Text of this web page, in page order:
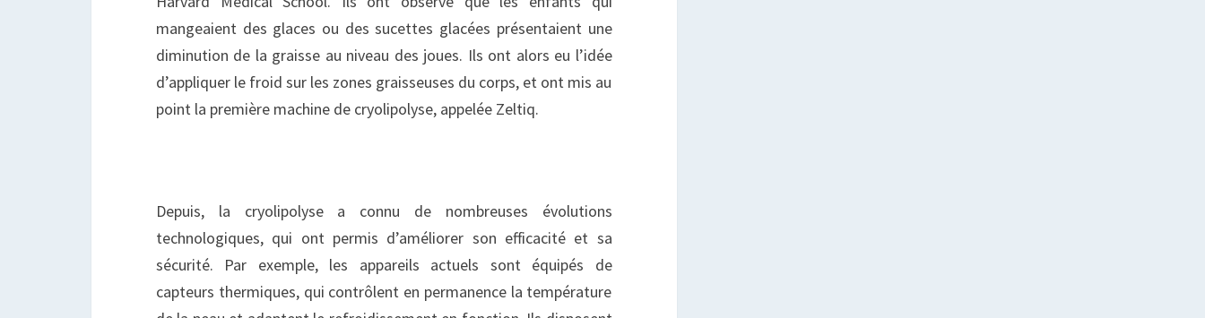
mangeaient des glaces ou des sucettes glacées présentaient une
diminution de la graisse au niveau des joues. Ils ont alors eu l’idée
d’appliquer le froid sur les zones graisseuses du corps, et ont mis au
point la première machine de cryolipolyse, appelée Zeltiq.
Depuis, la cryolipolyse a connu de nombreuses évolutions
technologiques, qui ont permis d’améliorer son efficacité et sa
sécurité. Par exemple, les appareils actuels sont équipés de
capteurs thermiques, qui contrôlent en permanence la température